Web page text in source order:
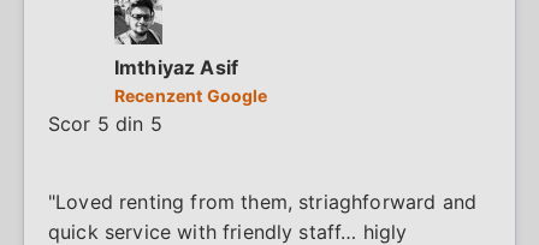
helpful information here. These tips are
available free of charge and even without a
rental agreement. I was very satisfied with the
car and service and can highly recommend
Imthiyaz Asif
Recenzent Google
Scor 5 din 5
"Loved renting from them, striaghforward and
quick service with friendly staff… higly